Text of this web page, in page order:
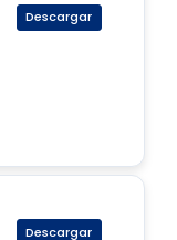
Descargar
Descargar